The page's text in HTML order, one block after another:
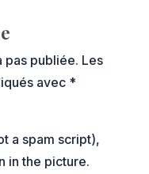
pas publiée. Les
avec *
a spam script),
in the picture.